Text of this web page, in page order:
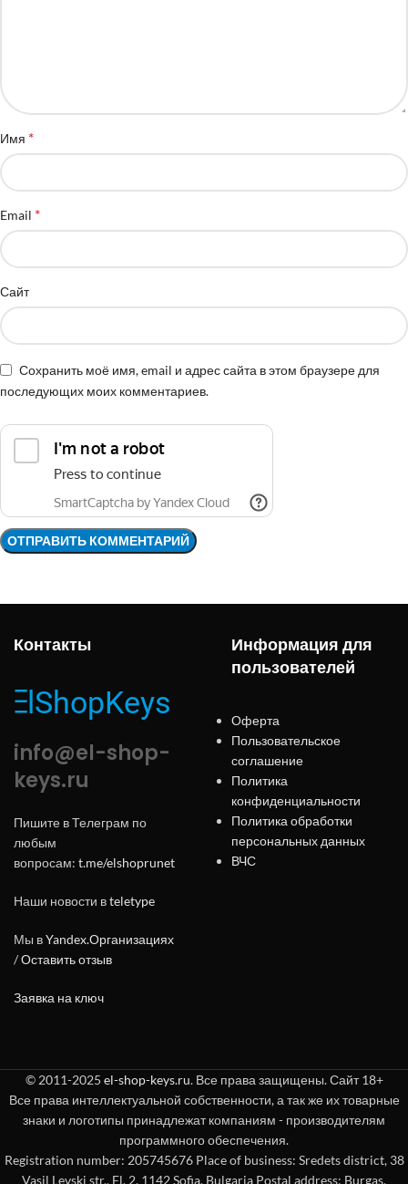
Имя *
Email *
Сайт
Сохранить моё имя, email и адрес сайта в этом браузере для
последующих моих комментариев.
Контакты
info@el-shop-
keys.ru
Пишите в Телеграм по
любым
вопросам: t.me/elshoprunet
Наши новости вteletype
Мы вYandex.Организациях
/Оставить отзыв
Заявка на ключ
Информация для
пользователей
Оферта
Пользовательское
соглашение
Политика
конфиденциальности
Политика обработки
персональных данных
ВЧС
© 2011-2025 el-shop-keys.ru. Все права защищены. Сайт 18+
Все права интеллектуальной собственности, а так же их товарные
знаки и логотипы принадлежат компаниям - производителям
программного обеспечения.
Registration number: 205745676 Place of business: Sredets district, 38
Vasil Levski str., Fl. 2, 1142 Sofia, Bulgaria Postal address: Burgas,